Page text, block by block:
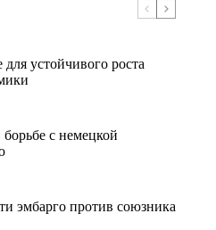
устойчивого роста
с немецкой
эмбарго против союзника